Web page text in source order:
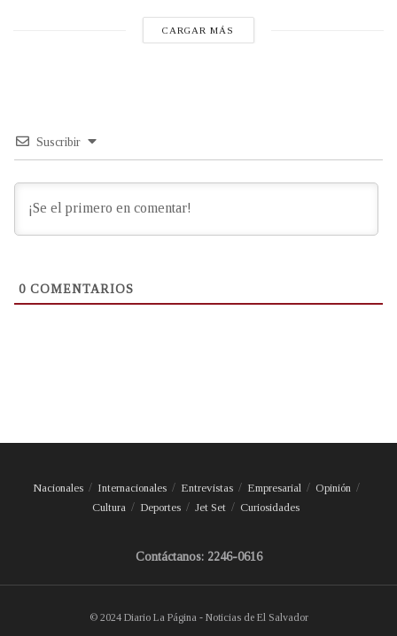
CARGAR MÁS
Suscribir
0 COMENTARIOS
Nacionales Internacionales Entrevistas Empresarial
Opinión
Cultura
Deportes Jet Set Curiosidades
Contáctanos: 2246-0616
© 2024 Diario La Página - Noticias de El Salvador